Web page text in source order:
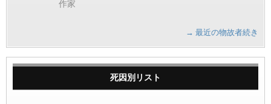
作家
→ 最近の物故者続き
死因別リスト